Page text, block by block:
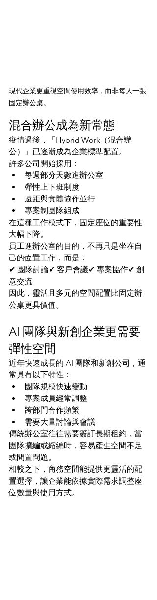
現代企業更重視空間使用效率，而非每人一張
固定辦公桌。
混合辦公成為新常態
疫情過後，「Hybrid Work（混合辦
公）」已逐漸成為企業標準配置。
許多公司開始採用：
每週部分天數進辦公室
彈性上下班制度
遠距與實體協作並行
專案制團隊組成
在這種工作模式下，固定座位的重要性
大幅下降。
員工進辦公室的目的，不再只是坐在自
己的位置工作，而是：
✔ 團隊討論✔ 客戶會議✔ 專案協作✔ 創
意交流
因此，靈活且多元的空間配置比固定辦
公桌更具價值。
AI 團隊與新創企業更需要
彈性空間
近年快速成長的 AI 團隊和新創公司，通
常具有以下特性：
團隊規模快速變動
專案成員經常調整
跨部門合作頻繁
需要大量討論與會議
傳統辦公室往往需要簽訂長期租約，當
團隊擴編或縮編時，容易產生空間不足
或閒置問題。
相較之下，商務空間能提供更靈活的配
置選擇，讓企業能依據實際需求調整座
位數量與使用方式。